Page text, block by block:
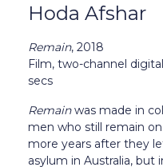
Hoda Afshar
Remain, 2018
Film, two-channel
secs
Remainwas made in
men who still remain
more years after they
asylum in Australia, but